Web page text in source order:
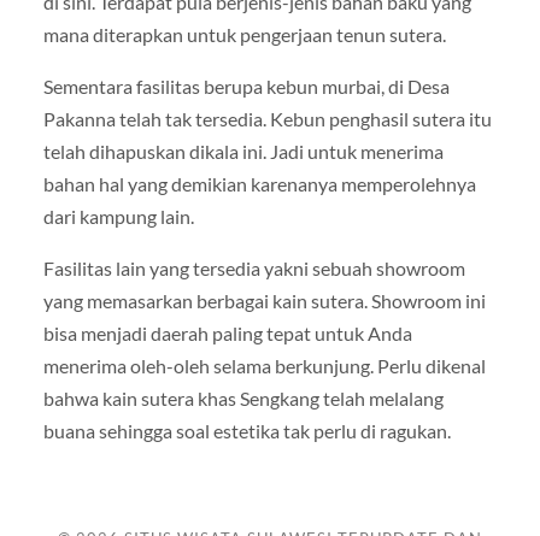
mana diterapkan untuk pengerjaan tenun sutera.
Sementara fasilitas berupa kebun murbai, di Desa
Pakanna telah tak tersedia. Kebun penghasil sutera itu
telah dihapuskan dikala ini. Jadi untuk menerima
bahan hal yang demikian karenanya memperolehnya
dari kampung lain.
Fasilitas lain yang tersedia yakni sebuah showroom
yang memasarkan berbagai kain sutera. Showroom ini
bisa menjadi daerah paling tepat untuk Anda
menerima oleh-oleh selama berkunjung. Perlu dikenal
bahwa kain sutera khas Sengkang telah melalang
buana sehingga soal estetika tak perlu di ragukan.